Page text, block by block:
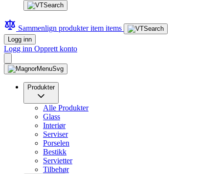
Sammenlign produkteritem items
Logg inn
Logg inn Opprett konto
Produkter
Alle Produkter
Glass
Interiør
Serviser
Porselen
Bestikk
Servietter
Tilbehør